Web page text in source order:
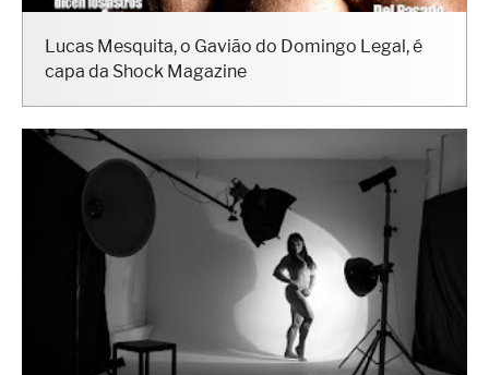
Lucas Mesquita, o Gavião do Domingo Legal, é
capa da Shock Magazine